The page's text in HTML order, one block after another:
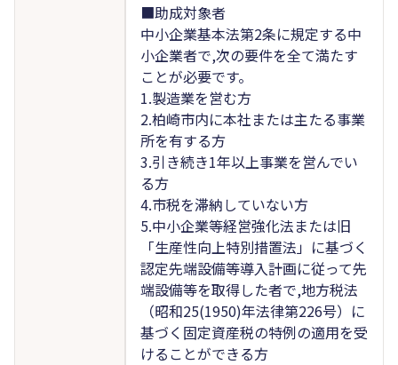
■助成対象者
中小企業基本法第2条に規定する中
小企業者で,次の要件を全て満たす
ことが必要です。
1.製造業を営む方
2.柏崎市内に本社または主たる事業
所を有する方
3.引き続き1年以上事業を営んでい
る方
4.市税を滞納していない方
5.中小企業等経営強化法または旧
「生産性向上特別措置法」に基づく
認定先端設備等導入計画に従って先
端設備等を取得した者で,地方税法
（昭和25(1950)年法律第226号）に
基づく固定資産税の特例の適用を受
けることができる方